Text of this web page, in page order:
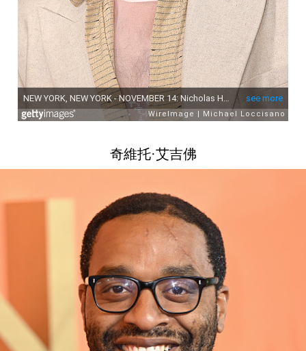
奇維托·艾吉佛